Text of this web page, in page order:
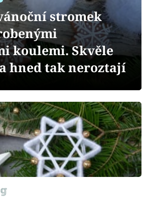
stromek
koulemi. Skvěle
hned tak neroztají